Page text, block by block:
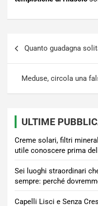
articoli
Quanto guadagna
Meduse, circola una
ULTIME
Creme solari, filtri
utile conoscere prima
Sei luoghi straordinari
sempre: perché
Capelli Lisci e Senza